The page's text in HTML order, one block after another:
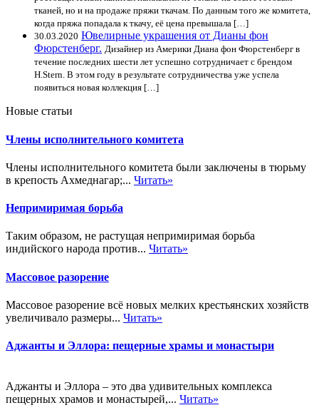
тканей, но и на продаже пряжи ткачам. По данным того же комитета,
когда пряжа попадала к ткачу, её цена превышала […]
30.03.2020 Ювелирные украшения от Дианы фон
Фюрстенберг. Дизайнер из Америки Диана фон Фюрстенберг в
течение последних шести лет успешно сотрудничает с брендом
H.Stern. В этом году в результате сотрудничества уже успела
появиться новая коллекция […]
Новые статьи
Члены исполнительного комитета
Члены исполнительного комитета были заключены в тюрьму
в крепость Ахмеднагар;... Читать»
Непримиримая борьба
Таким образом, не растущая непримиримая борьба
индийского народа против... Читать»
Массовое разорение
Массовое разорение всё новых мелких крестьянских хозяйств
увеличивало размеры... Читать»
Аджанты и Эллора: пещерные храмы и монастыри
Аджанты и Эллора – это два удивительных комплекса
пещерных храмов и монастырей,... Читать»